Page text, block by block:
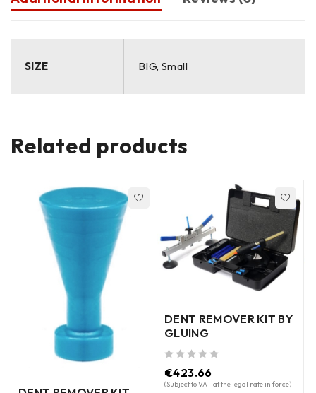
SIZE BIG, Small
Related products
DENT REMOVER KIT BY
GLUING
€423.66
(Subject to VAT at the legal rate in force)